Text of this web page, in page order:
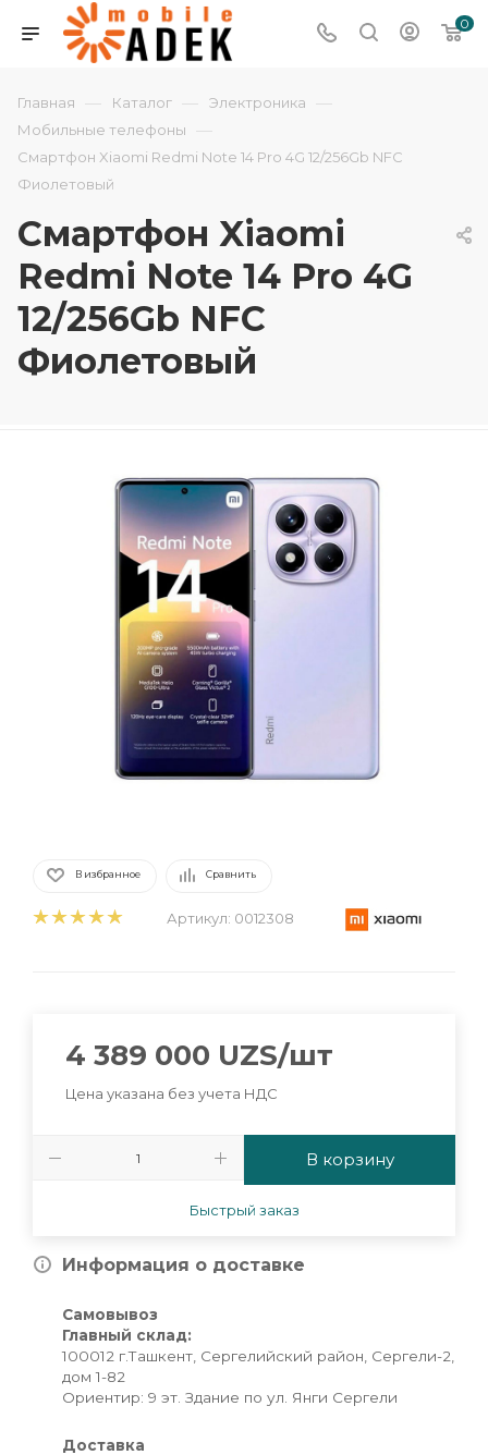
0
Главная — Каталог — Электроника —
Мобильные телефоны —
Смартфон Xiaomi Redmi Note 14 Pro 4G 12/256Gb NFC
Фиолетовый
Смартфон Xiaomi
Redmi Note 14 Pro 4G
12/256Gb NFC
Фиолетовый
В избранное Сравнить
Артикул: 0012308
4 389 000 UZS/шт
Цена указана без учета НДС
В корзину
Быстрый заказ
Информация о доставке
Самовывоз
Главный склад:
100012 г.Ташкент, Сергелийский район, Сергели-2,
дом 1-82
Ориентир: 9 эт. Здание по ул. Янги Сергели
Доставка